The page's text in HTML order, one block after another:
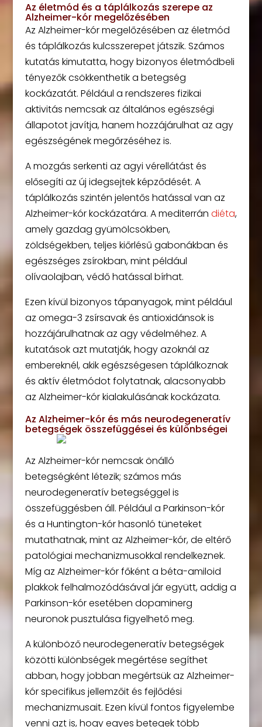
Az életmód és a táplálkozás szerepe az
Alzheimer-kór megelőzésében
Az Alzheimer-kór megelőzésében az életmód
és táplálkozás kulcsszerepet játszik. Számos
kutatás kimutatta, hogy bizonyos életmódbeli
tényezők csökkenthetik a betegség
kockázatát. Például a rendszeres fizikai
aktivitás nemcsak az általános egészségi
állapotot javítja, hanem hozzájárulhat az agy
egészségének megőrzéséhez is.
A mozgás serkenti az agyi vérellátást és
elősegíti az új idegsejtek képződését. A
táplálkozás szintén jelentős hatással van az
Alzheimer-kór kockázatára. A mediterrán diéta,
amely gazdag gyümölcsökben,
zöldségekben, teljes kiőrlésű gabonákban és
egészséges zsírokban, mint például
olívaolajban, védő hatással bírhat.
Ezen kívül bizonyos tápanyagok, mint például
az omega-3 zsírsavak és antioxidánsok is
hozzájárulhatnak az agy védelméhez. A
kutatások azt mutatják, hogy azoknál az
embereknél, akik egészségesen táplálkoznak
és aktív életmódot folytatnak, alacsonyabb
az Alzheimer-kór kialakulásának kockázata.
Az Alzheimer-kór és más neurodegeneratív
betegségek összefüggései és különbségei
Az Alzheimer-kór nemcsak önálló
betegségként létezik; számos más
neurodegeneratív betegséggel is
összefüggésben áll. Például a Parkinson-kór
és a Huntington-kór hasonló tüneteket
mutathatnak, mint az Alzheimer-kór, de eltérő
patológiai mechanizmusokkal rendelkeznek.
Míg az Alzheimer-kór főként a béta-amiloid
plakkok felhalmozódásával jár együtt, addig a
Parkinson-kór esetében dopaminerg
neuronok pusztulása figyelhető meg.
A különböző neurodegeneratív betegségek
közötti különbségek megértése segíthet
abban, hogy jobban megértsük az Alzheimer-
kór specifikus jellemzőit és fejlődési
mechanizmusait. Ezen kívül fontos figyelembe
venni azt is, hogy egyes betegek több